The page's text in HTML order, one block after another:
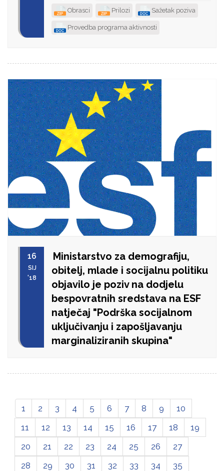
Obrasci Prilozi Sažetak poziva
Provedba programa aktivnosti
16
SIJ
'18
Ministarstvo za demografiju,
obitelj, mlade i socijalnu politiku
objavilo je poziv na dodjelu
bespovratnih sredstava na ESF
natječaj "Podrška socijalnom
uključivanju i zapošljavanju
marginaliziranih skupina"
1 2 3 4 5 6 7 8 9
10
11
12 13 14 15 16 17 18
19
20
21 22 23 24 25 26
27
28
29 30 31 32 33 34
35